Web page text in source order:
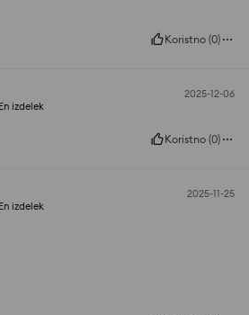
Koristno (0)
2025-12-06
En izdelek
Koristno (0)
2025-11-25
En izdelek